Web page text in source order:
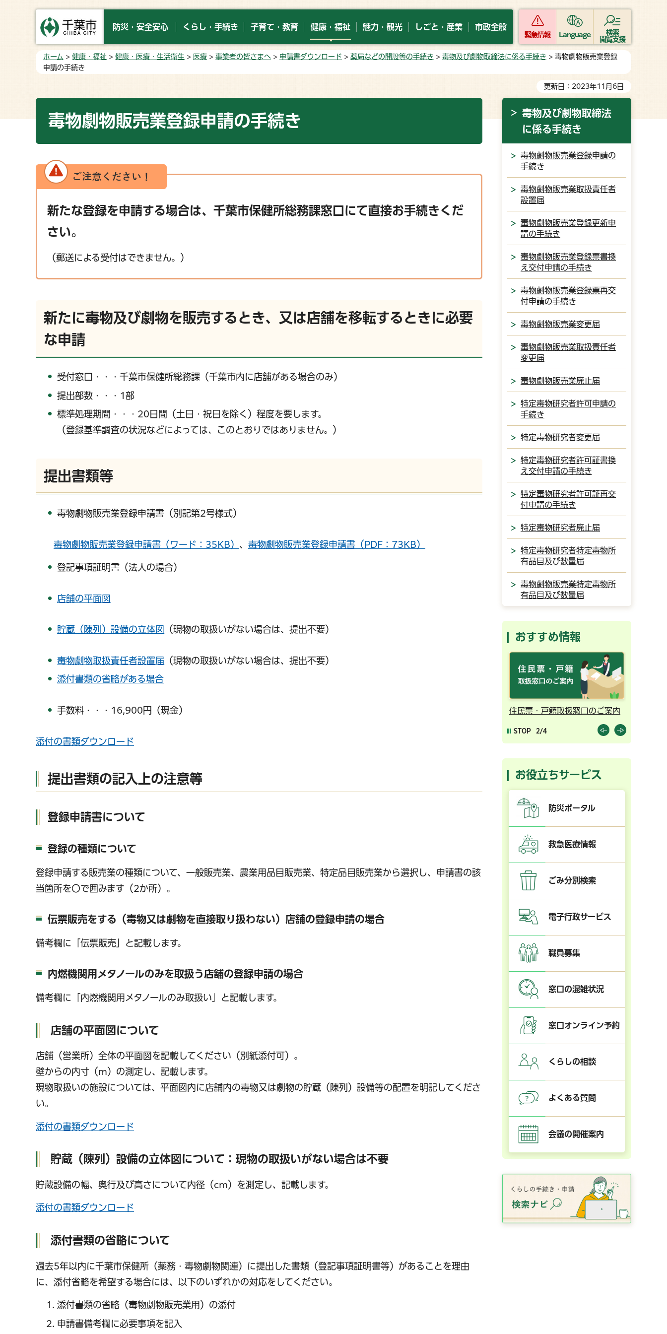
防災・安全安心 くらし・手続き 子育て・教育 健康・福祉 魅力・観光 しごと・産業 市政全般
緊急情報 Language
検索
閲覧支援
ホーム > 健康・福祉 > 健康・医療・生活衛生 > 医療 > 事業者の皆さまへ > 申請書ダウンロード > 薬局などの開設等の手続き > 毒物及び劇物取締法に係る手続き > 毒物劇物販売業登録
申請の手続き
更新日：2023年11月6日
毒物劇物販売業登録申請の手続き
新たな登録を申請する場合は、千葉市保健所総務課窓口にて直接お手続きくだ
さい。
（郵送による受付はできません。）
新たに毒物及び劇物を販売するとき、又は店舗を移転するときに必要
な申請
受付窓口・・・千葉市保健所総務課（千葉市内に店舗がある場合のみ）
提出部数・・・1部
標準処理期間・・・20日間（土日・祝日を除く）程度を要します。
（登録基準調査の状況などによっては、このとおりではありません。）
提出書類等
毒物劇物販売業登録申請書（別記第2号様式）
毒物劇物販売業登録申請書（ワード：35KB） 、 毒物劇物販売業登録申請書（PDF：73KB）
登記事項証明書（法人の場合）
店舗の平面図
貯蔵（陳列）設備の立体図 （現物の取扱いがない場合は、提出不要）
毒物劇物取扱責任者設置届 （現物の取扱いがない場合は、提出不要）
添付書類の省略がある場合
手数料・・・16,900円（現金）
添付の書類ダウンロード
提出書類の記入上の注意等
登録申請書について
登録の種類について
登録申請する販売業の種類について、一般販売業、農業用品目販売業、特定品目販売業から選択し、申請書の該
当箇所を〇で囲みます（2か所）。
伝票販売をする（毒物又は劇物を直接取り扱わない）店舗の登録申請の場合
備考欄に「伝票販売」と記載します。
内燃機関用メタノールのみを取扱う店舗の登録申請の場合
備考欄に「内燃機関用メタノールのみ取扱い」と記載します。
店舗の平面図について
店舗（営業所）全体の平面図を記載してください（別紙添付可）。
壁からの内寸（m）の測定し、記載します。
現物取扱いの施設については、平面図内に店舗内の毒物又は劇物の貯蔵（陳列）設備等の配置を明記してくださ
い。
添付の書類ダウンロード
貯蔵（陳列）設備の立体図について：現物の取扱いがない場合は不要
貯蔵設備の幅、奥行及び高さについて内径（cm）を測定し、記載します。
添付の書類ダウンロード
添付書類の省略について
過去5年以内に千葉市保健所（薬務・毒物劇物関連）に提出した書類（登記事項証明書等）があることを理由
に、添付省略を希望する場合には、以下のいずれかの対応をしてください。
添付書類の省略（毒物劇物販売業用）の添付
申請書備考欄に必要事項を記入
毒物及び劇物取締法
に係る手続き
毒物劇物販売業登録申請の
手続き
毒物劇物販売業取扱責任者
設置届
毒物劇物販売業登録更新申
請の手続き
毒物劇物販売業登録票書換
え交付申請の手続き
毒物劇物販売業登録票再交
付申請の手続き
毒物劇物販売業変更届
毒物劇物販売業取扱責任者
変更届
毒物劇物販売業廃止届
特定毒物研究者許可申請の
手続き
特定毒物研究者変更届
特定毒物研究者許可証書換
え交付申請の手続き
特定毒物研究者許可証再交
付申請の手続き
特定毒物研究者廃止届
特定毒物研究者特定毒物所
有品目及び数量届
毒物劇物販売業特定毒物所
有品目及び数量届
おすすめ情報
千葉市の電子行政サービス 住民票・戸籍取扱窓口のご案内
STOP 2/4
お役立ちサービス
防災ポータル
救急医療情報
ごみ分別検索
電子行政サービス
職員募集
窓口の混雑状況
窓口オンライン予約
くらしの相談
よくある質問
会議の開催案内